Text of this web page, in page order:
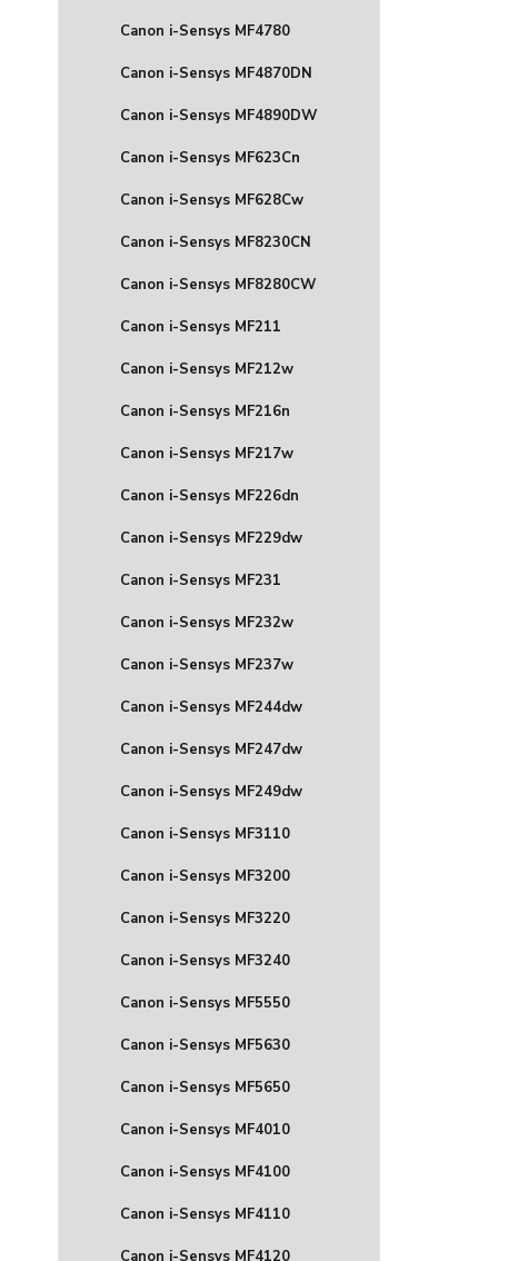
Canon i-Sensys MF4780
Canon i-Sensys MF4870DN
Canon i-Sensys MF4890DW
Canon i-Sensys MF623Cn
Canon i-Sensys MF628Cw
Canon i-Sensys MF8230CN
Canon i-Sensys MF8280CW
Canon i-Sensys MF211
Canon i-Sensys MF212w
Canon i-Sensys MF216n
Canon i-Sensys MF217w
Canon i-Sensys MF226dn
Canon i-Sensys MF229dw
Canon i-Sensys MF231
Canon i-Sensys MF232w
Canon i-Sensys MF237w
Canon i-Sensys MF244dw
Canon i-Sensys MF247dw
Canon i-Sensys MF249dw
Canon i-Sensys MF3110
Canon i-Sensys MF3200
Canon i-Sensys MF3220
Canon i-Sensys MF3240
Canon i-Sensys MF5550
Canon i-Sensys MF5630
Canon i-Sensys MF5650
Canon i-Sensys MF4010
Canon i-Sensys MF4100
Canon i-Sensys MF4110
Canon i-Sensys MF4120